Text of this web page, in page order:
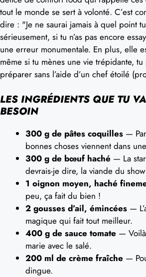
tout le monde se sert à volonté. C’est
dire : "Je ne saurai jamais à quel point
sérieusement, si tu n’as pas encore
une erreur monumentale. En plus, elle
même si tu mènes une vie trépidante,
préparer sans l’aide d’un chef étoilé
LES INGRÉDIENTS QUE TU
BESOIN
300 g de pâtes coquilles —
bonnes choses viennent dans
300 g de bœuf haché — La
devrais-je dire, la viande du
1 oignon moyen, haché
peu, ça fait du bien !
2 gousses d’ail, émincées —
magique qui fait tout meilleur.
400 g de sauce tomate —
marie avec le salé.
200 ml de crème fraîche —
dingue.